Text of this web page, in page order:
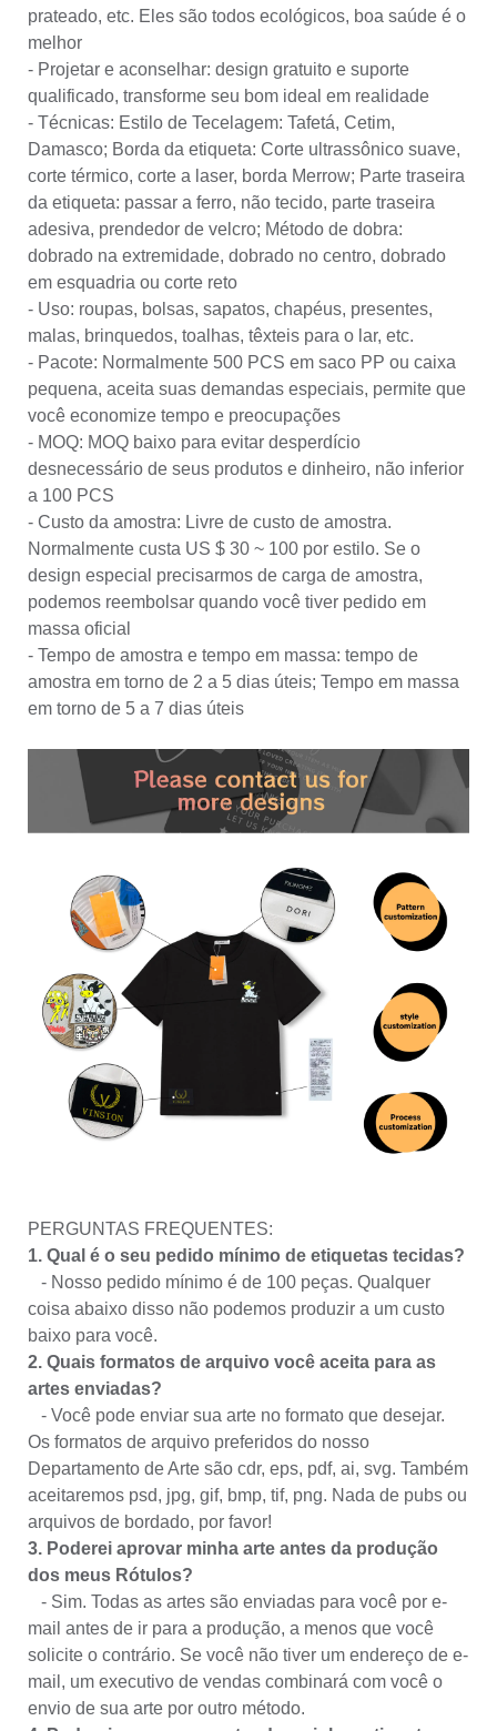
prateado, etc. Eles são todos ecológicos, boa saúde é o
melhor
- Projetar e aconselhar: design gratuito e suporte
qualificado, transforme seu bom ideal em realidade
- Técnicas: Estilo de Tecelagem: Tafetá, Cetim,
Damasco; Borda da etiqueta: Corte ultrassônico suave,
corte térmico, corte a laser, borda Merrow; Parte traseira
da etiqueta: passar a ferro, não tecido, parte traseira
adesiva, prendedor de velcro; Método de dobra:
dobrado na extremidade, dobrado no centro, dobrado
em esquadria ou corte reto
- Uso: roupas, bolsas, sapatos, chapéus, presentes,
malas, brinquedos, toalhas, têxteis para o lar, etc.
- Pacote: Normalmente 500 PCS em saco PP ou caixa
pequena, aceita suas demandas especiais, permite que
você economize tempo e preocupações
- MOQ: MOQ baixo para evitar desperdício
desnecessário de seus produtos e dinheiro, não inferior
a 100 PCS
- Custo da amostra: Livre de custo de amostra.
Normalmente custa US $ 30 ~ 100 por estilo. Se o
design especial precisarmos de carga de amostra,
podemos reembolsar quando você tiver pedido em
massa oficial
- Tempo de amostra e tempo em massa: tempo de
amostra em torno de 2 a 5 dias úteis; Tempo em massa
em torno de 5 a 7 dias úteis
PERGUNTAS FREQUENTES:
1. Qual é o seu pedido mínimo de etiquetas tecidas?
- Nosso pedido mínimo é de 100 peças. Qualquer
coisa abaixo disso não podemos produzir a um custo
baixo para você.
2. Quais formatos de arquivo você aceita para as
artes enviadas?
- Você pode enviar sua arte no formato que desejar.
Os formatos de arquivo preferidos do nosso
Departamento de Arte são cdr, eps, pdf, ai, svg. Também
aceitaremos psd, jpg, gif, bmp, tif, png. Nada de pubs ou
arquivos de bordado, por favor!
3. Poderei aprovar minha arte antes da produção
dos meus Rótulos?
- Sim. Todas as artes são enviadas para você por e-
mail antes de ir para a produção, a menos que você
solicite o contrário. Se você não tiver um endereço de e-
mail, um executivo de vendas combinará com você o
envio de sua arte por outro método.